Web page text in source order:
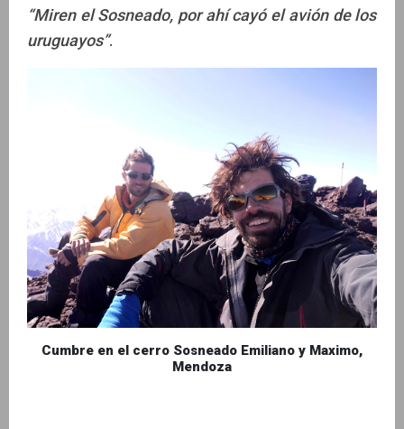
“Miren el Sosneado, por ahí cayó el avión de los
uruguayos”.
Cumbre en el cerro Sosneado Emiliano y Maximo,
Mendoza